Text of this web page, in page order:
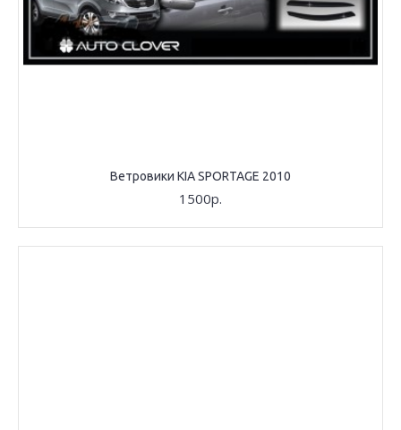
Ветровики KIA SPORTAGE 2010
1500р.